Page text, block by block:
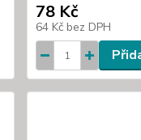
78 Kč
64 Kč bez DPH